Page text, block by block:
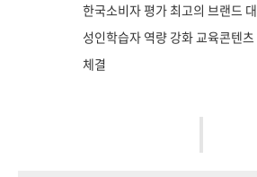
한국소비자 평가 최고의 브랜드
성인학습자 역량 강화 교육콘텐
체결